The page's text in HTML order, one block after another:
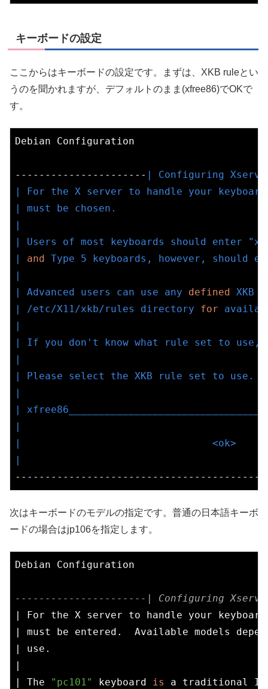
キーボードの設定
ここからはキーボードの設定です。まずは、XKB ruleとい
うのを聞かれますが、デフォルトのまま(xfree86)でOKで
す。
Debian Configuration
----------------------
| Configuring
| For the X server to handle your
| must be chosen.
| Users of most keyboards should enter
and
Type 5 keyboards, however,
| Advanced users can use any defined
| /etc/X11/xkb/rules directory for
| If you don't know what rule set to
| Please select the XKB rule set
|
|                                <ok>
次はキーボードのモデルの指定です。普通の日本語キーボ
ードの場合はjp106を指定します。
Debian Configuration
----------------------| Configuring
| For the X server to handle your
| must be entered.  Available models
| use.
|
| The
"pc101" keyboard is
a traditional